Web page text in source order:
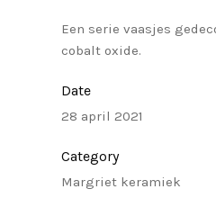
Een serie vaasjes
cobalt oxide.
Date
28 april 2021
Category
Margriet keramiek